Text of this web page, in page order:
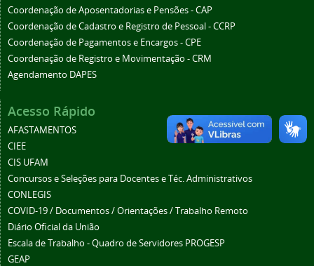
Coordenação de Aposentadorias e Pensões - CAP
Coordenação de Cadastro e Registro de Pessoal - CCRP
Coordenação de Pagamentos e Encargos - CPE
Coordenação de Registro e Movimentação - CRM
Agendamento DAPES
Acesso Rápido
AFASTAMENTOS
CIEE
CIS UFAM
Concursos e Seleções para Docentes e Téc. Administrativos
CONLEGIS
COVID-19 / Documentos / Orientações / Trabalho Remoto
Diário Oficial da União
Escala de Trabalho - Quadro de Servidores PROGESP
GEAP